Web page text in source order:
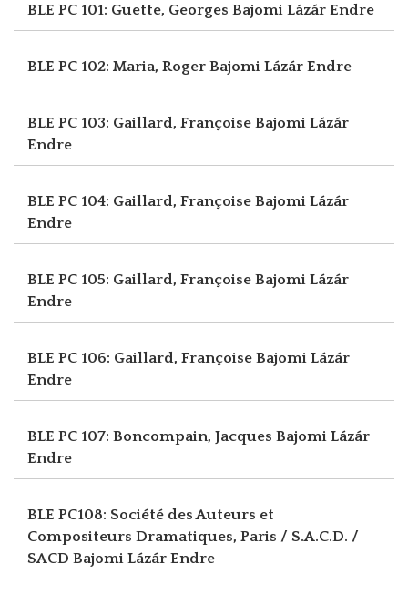
BLE PC 101: Guette, Georges Bajomi Lázár Endre
BLE PC 102: Maria, Roger Bajomi Lázár Endre
BLE PC 103: Gaillard, Françoise Bajomi Lázár
Endre
BLE PC 104: Gaillard, Françoise Bajomi Lázár
Endre
BLE PC 105: Gaillard, Françoise Bajomi Lázár
Endre
BLE PC 106: Gaillard, Françoise Bajomi Lázár
Endre
BLE PC 107: Boncompain, Jacques Bajomi Lázár
Endre
BLE PC108: Société des Auteurs et
Compositeurs Dramatiques, Paris / S.A.C.D. /
SACD Bajomi Lázár Endre